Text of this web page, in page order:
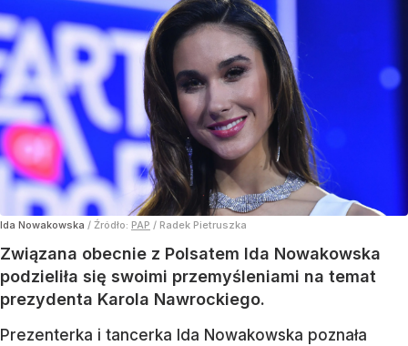
Ida Nowakowska / Źródło: PAP / Radek Pietruszka
Związana obecnie z Polsatem Ida Nowakowska
podzieliła się swoimi przemyśleniami na temat
prezydenta Karola Nawrockiego.
Prezenterka i tancerka Ida Nowakowska poznała